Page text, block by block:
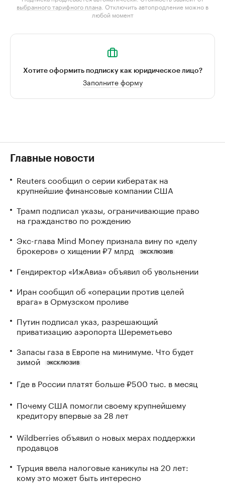
выбранного тарифного плана . Отключить автопродление можно в
любой момент
Хотите оформить подписку как юридическое лицо?
Заполните форму
Главные новости
Reuters сообщил о серии кибератак на
крупнейшие финансовые компании США
Трамп подписал указы, ограничивающие право
на гражданство по рождению
Экс-глава Mind Money признала вину по «делу
брокеров» о хищении ₽7 млрд
ЭКСКЛЮЗИВ
Гендиректор «ИжАвиа» объявил об увольнении
Иран сообщил об «операции против целей
врага» в Ормузском проливе
Путин подписал указ, разрешающий
приватизацию аэропорта Шереметьево
Запасы газа в Европе на минимуме. Что будет
зимой
ЭКСКЛЮЗИВ
Где в России платят больше ₽500 тыс. в месяц
Почему США помогли своему крупнейшему
кредитору впервые за 28 лет
Wildberries объявил о новых мерах поддержки
продавцов
Турция ввела налоговые каникулы на 20 лет:
кому это может быть интересно